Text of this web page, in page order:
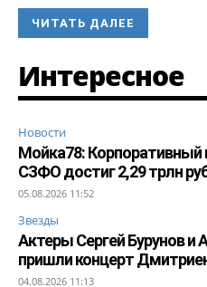
ЧИТАТЬ ДАЛЕЕ
Интересное
Новости
Мойка78: Корпоративный
СЗФО достиг 2,29 трлн
05.08.2026 11:52
Звезды
Актеры Сергей Бурунов и
пришли концерт
04.08.2026 11:13